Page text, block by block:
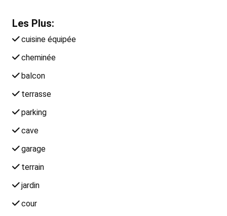
Les Plus:
cuisine équipée
cheminée
balcon
terrasse
parking
cave
garage
terrain
jardin
cour